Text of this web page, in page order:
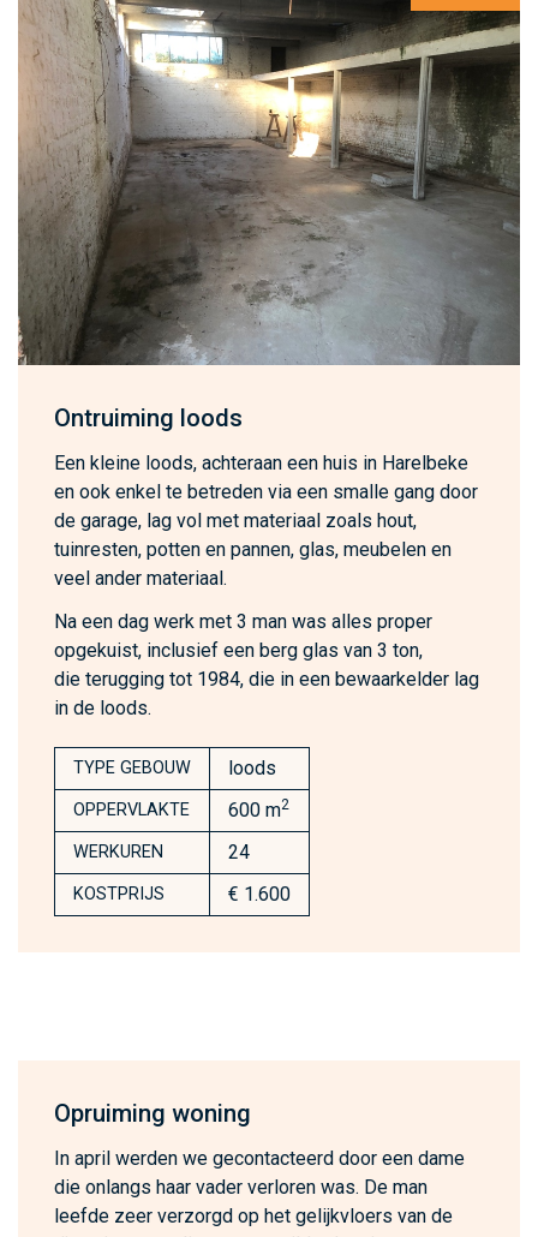
Ontruiming loods
Een kleine loods, achteraan een huis in Harelbeke
en ook enkel te betreden via een smalle gang door
de garage, lag vol met materiaal zoals hout,
tuinresten, potten en pannen, glas, meubelen en
veel ander materiaal.
Na een dag werk met 3 man was alles proper
opgekuist, inclusief een berg glas van 3 ton,
die terugging tot 1984, die in een bewaarkelder lag
in de loods.
TYPE GEBOUW loods
OPPERVLAKTE 600 m2
WERKUREN 24
KOSTPRIJS € 1.600
Opruiming woning
In april werden we gecontacteerd door een dame
die onlangs haar vader verloren was. De man
leefde zeer verzorgd op het gelijkvloers van de